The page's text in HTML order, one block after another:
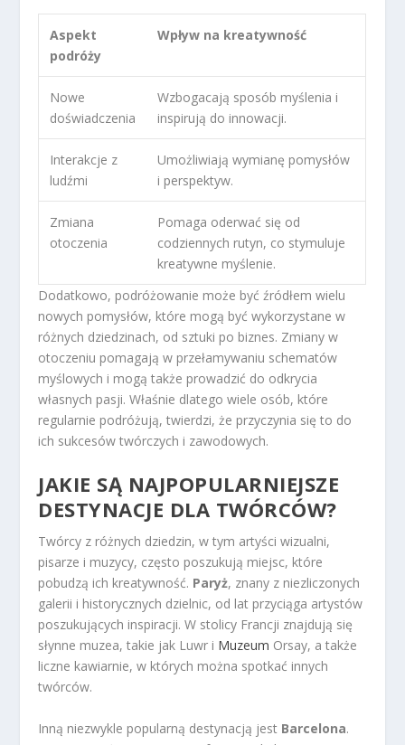
Aspekt
podróży
Wpływ na kreatywność
Nowe
doświadczenia
Wzbogacają sposób myślenia i
inspirują do innowacji.
Interakcje z
ludźmi
Umożliwiają wymianę pomysłów
i perspektyw.
Zmiana
otoczenia
Pomaga oderwać się od
codziennych rutyn, co stymuluje
kreatywne myślenie.
Dodatkowo, podróżowanie może być źródłem wielu
nowych pomysłów, które mogą być wykorzystane w
różnych dziedzinach, od sztuki po biznes. Zmiany w
otoczeniu pomagają w przełamywaniu schematów
myślowych i mogą także prowadzić do odkrycia
własnych pasji. Właśnie dlatego wiele osób, które
regularnie podróżują, twierdzi, że przyczynia się to do
ich sukcesów twórczych i zawodowych.
JAKIE SĄ NAJPOPULARNIEJSZE
DESTYNACJE DLA TWÓRCÓW?
Twórcy z różnych dziedzin, w tym artyści wizualni,
pisarze i muzycy, często poszukują miejsc, które
pobudzą ich kreatywność. Paryż, znany z niezliczonych
galerii i historycznych dzielnic, od lat przyciąga artystów
poszukujących inspiracji. W stolicy Francji znajdują się
słynne muzea, takie jak Luwr i Muzeum Orsay, a także
liczne kawiarnie, w których można spotkać innych
twórców.
Inną niezwykle popularną destynacją jest Barcelona.